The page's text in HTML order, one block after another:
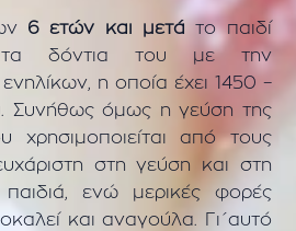
6 ετών και μετά το παιδί
τα δόντια του με την
η οποία έχει 1450 –
Συνήθως όμως η γεύση της
χρησιμοποιείται από τους
στη γεύση και στη
ενώ μερικές φορές
και αναγούλα. Γι΄αυτό